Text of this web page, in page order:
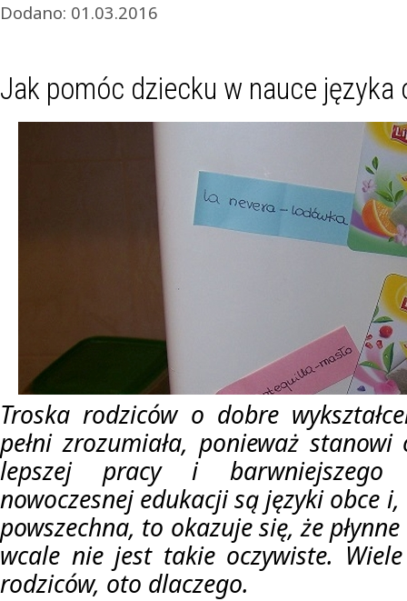
Dodano: 01.03.2016
Jak pomóc dziecku w nauce języka
Troska rodziców o dobre
pełni zrozumiała, ponieważ
lepszej pracy i barwniejszego
nowoczesnej edukacji są języki obce
powszechna, to okazuje się, że
wcale nie jest takie oczywiste.
rodziców, oto dlaczego.